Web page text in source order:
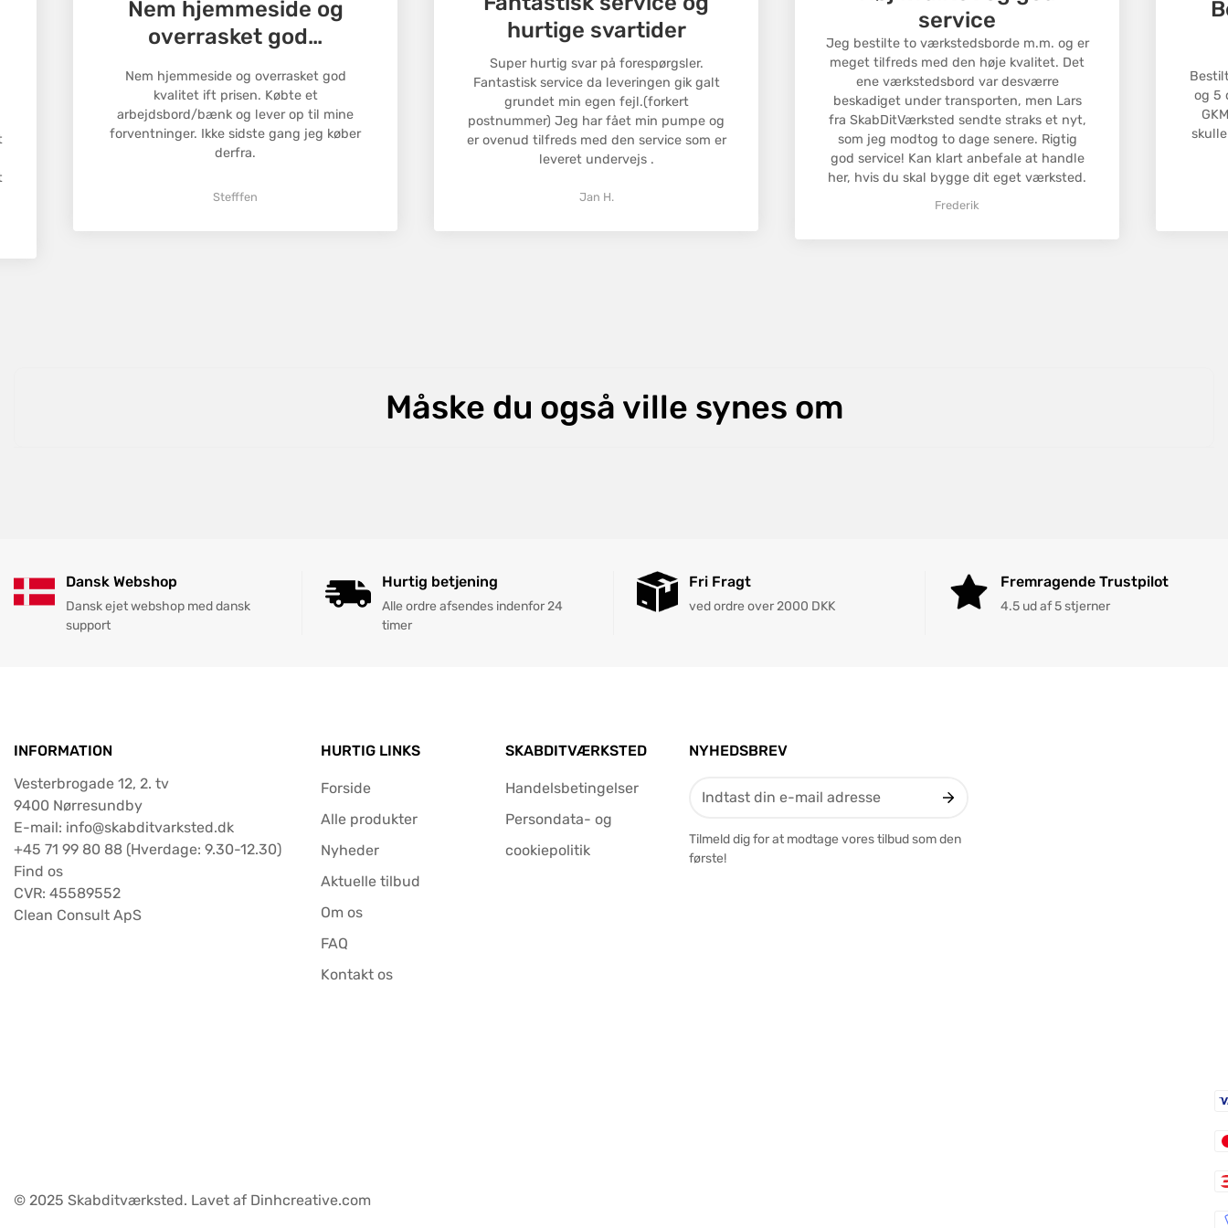
en returnering, og vi hjælper dig med processen.
Returneringsomkostningerne dækkes af kunden, medmindre der er
tale om en fejlbehæftet vare.
Nem hjemmeside og
overrasket god…
Nem hjemmeside og overrasket god
kvalitet ift prisen. Købte et
arbejdsbord/bænk og lever op til mine
forventninger. Ikke sidste gang jeg køber
derfra.
Stefffen
hurtige svartider
Super hurtig svar på forespørgsler.
Fantastisk service da leveringen gik galt
grundet min egen fejl.(forkert
postnummer) Jeg har fået min pumpe og
er ovenud tilfreds med den service som er
leveret undervejs .
Jan H.
service
Jeg bestilte to værkstedsborde m.m. og er
meget tilfreds med den høje kvalitet. Det
ene værkstedsbord var desværre
beskadiget under transporten, men Lars
fra SkabDitVærksted sendte straks et nyt,
som jeg modtog to dage senere. Rigtig
god service! Kan klart anbefale at handle
her, hvis du skal bygge dit eget værksted.
Frederik
og 5
Måske du også ville synes om
Dansk Webshop
Dansk ejet webshop med dansk
support
Hurtig betjening
Alle ordre afsendes indenfor 24
timer
Fri Fragt
ved ordre over 2000 DKK
Fremragende Trustpilot
4.5 ud af 5 stjerner
INFORMATION
Vesterbrogade 12, 2. tv
9400 Nørresundby
E-mail: info@skabditvarksted.dk
+45 71 99 80 88 (Hverdage: 9.30-12.30)
Find os
CVR: 45589552
Clean Consult ApS
HURTIG LINKS
Forside
Alle produkter
Nyheder
Aktuelle tilbud
Om os
FAQ
Kontakt os
SKABDITVÆRKSTED
Handelsbetingelser
Persondata- og
cookiepolitik
NYHEDSBREV
Tilmeld dig for at modtage vores tilbud som den
første!
© 2025 Skabditværksted. Lavet af Dinhcreative.com
Confirm your age
Are you 18 years old or older?
No, I'm not Yes, I am